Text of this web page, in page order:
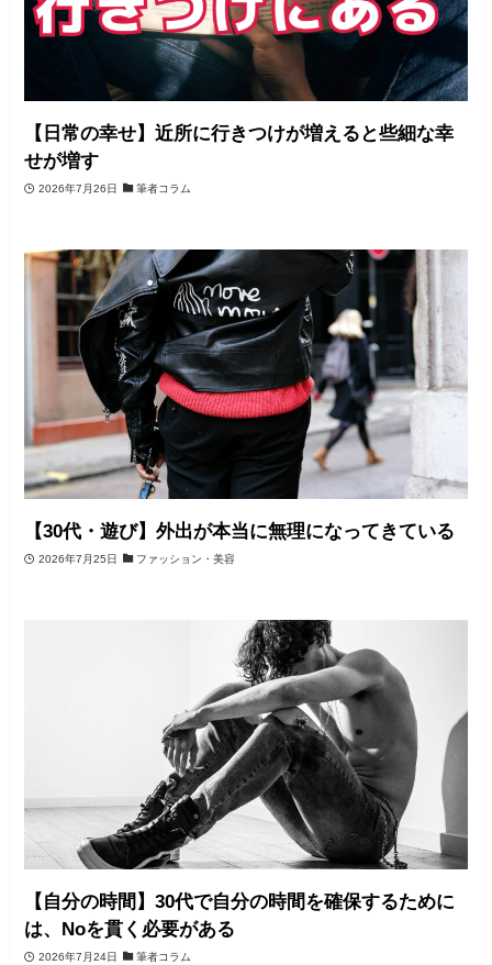
【日常の幸せ】近所に行きつけが増えると些細な幸
せが増す
2026年7月26日 筆者コラム
【30代・遊び】外出が本当に無理になってきている
2026年7月25日 ファッション・美容
【自分の時間】30代で自分の時間を確保するために
は、Noを貫く必要がある
2026年7月24日 筆者コラム